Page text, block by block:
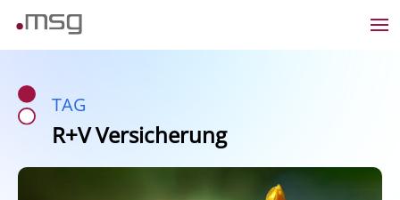
TAG
R+V Versicherung